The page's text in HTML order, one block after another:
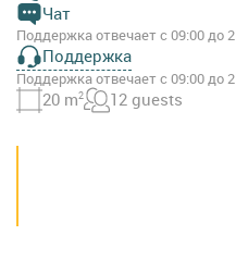
Чат
Поддержка отвечает с 09:00 до
Поддержка
Поддержка отвечает с 09:00 до
20 m2 12 guests